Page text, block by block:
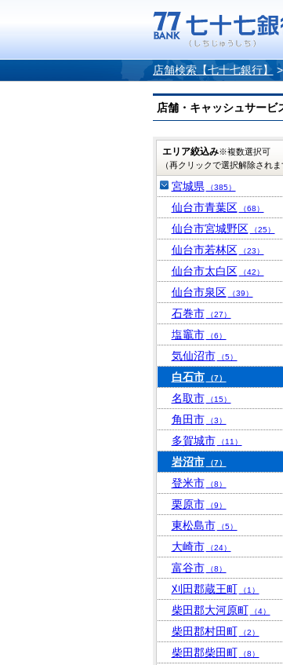
店舗検索【七十七銀行】 >
店舗・キャッシュサー
エリア絞込み※複数選択可
（再クリックで選択解除されま
宮城県 （385）
仙台市青葉区 （68）
仙台市宮城野区 （25）
仙台市若林区 （23）
仙台市太白区 （42）
仙台市泉区 （39）
石巻市 （27）
塩竈市 （6）
気仙沼市 （5）
白石市 （7）
名取市 （15）
角田市 （3）
多賀城市 （11）
岩沼市 （7）
登米市 （8）
栗原市 （9）
東松島市 （5）
大崎市 （24）
富谷市 （8）
刈田郡蔵王町 （1）
柴田郡大河原町 （4）
柴田郡村田町 （2）
柴田郡柴田町 （8）